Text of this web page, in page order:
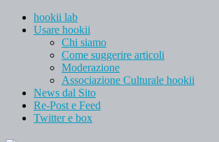
hookii lab
Usare hookii
Chi siamo
Come suggerire articoli
Moderazione
Associazione Culturale hookii
News dal Sito
Re-Post e Feed
Twitter e box